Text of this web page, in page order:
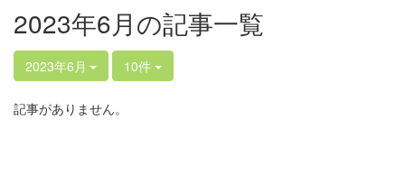
2023年6月の記事一覧
2023年6月 10件
記事がありません。